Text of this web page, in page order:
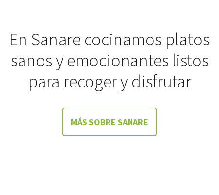
En Sanare cocinamos platos
sanos y emocionantes listos
para recoger y disfrutar
MÁS SOBRE SANARE